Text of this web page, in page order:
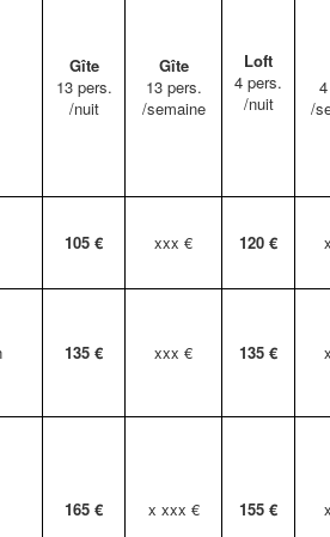
Gîte
13 pers.
/nuit
Gîte
13 pers.
/semaine
Loft
4 pers.
/nuit
/
105 € xxx € 120 €
135 € xxx € 135 €
165 € x xxx € 155 €